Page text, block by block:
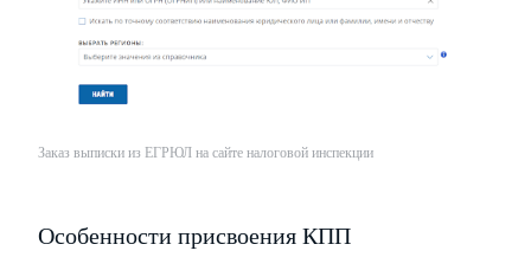
Заказ выписки из ЕГРЮЛ на сайте налоговой инспекции
Особенности присвоения КПП